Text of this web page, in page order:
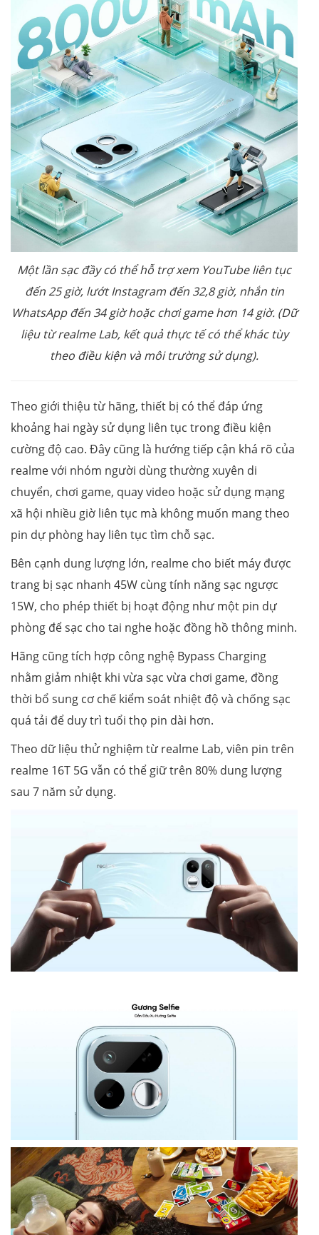
Một lần sạc đầy có thể hỗ trợ xem YouTube liên tục
đến 25 giờ, lướt Instagram đến 32,8 giờ, nhắn tin
WhatsApp đến 34 giờ hoặc chơi game hơn 14 giờ. (Dữ
liệu từ realme Lab, kết quả thực tế có thể khác tùy
theo điều kiện và môi trường sử dụng).
Theo giới thiệu từ hãng, thiết bị có thể đáp ứng
khoảng hai ngày sử dụng liên tục trong điều kiện
cường độ cao. Đây cũng là hướng tiếp cận khá rõ của
realme với nhóm người dùng thường xuyên di
chuyển, chơi game, quay video hoặc sử dụng mạng
xã hội nhiều giờ liên tục mà không muốn mang theo
pin dự phòng hay liên tục tìm chỗ sạc.
Bên cạnh dung lượng lớn, realme cho biết máy được
trang bị sạc nhanh 45W cùng tính năng sạc ngược
15W, cho phép thiết bị hoạt động như một pin dự
phòng để sạc cho tai nghe hoặc đồng hồ thông minh.
Hãng cũng tích hợp công nghệ Bypass Charging
nhằm giảm nhiệt khi vừa sạc vừa chơi game, đồng
thời bổ sung cơ chế kiểm soát nhiệt độ và chống sạc
quá tải để duy trì tuổi thọ pin dài hơn.
Theo dữ liệu thử nghiệm từ realme Lab, viên pin trên
realme 16T 5G vẫn có thể giữ trên 80% dung lượng
sau 7 năm sử dụng.